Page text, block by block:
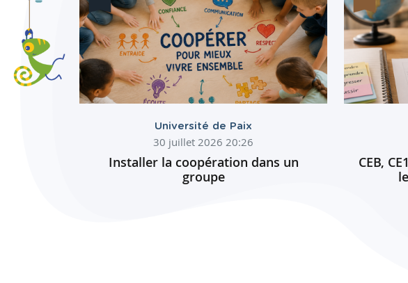
Université de Paix
30 juillet 2026 20:26
Installer la coopération dans un
groupe
CEB,